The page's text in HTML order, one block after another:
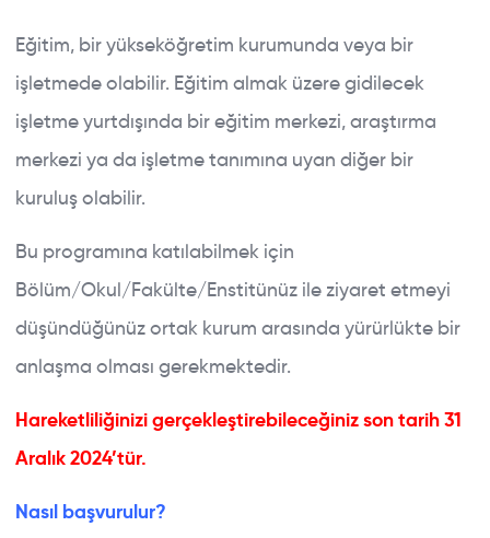
Eğitim, bir yükseköğretim kurumunda veya bir
işletmede olabilir. Eğitim almak üzere gidilecek
işletme yurtdışında bir eğitim merkezi, araştırma
merkezi ya da işletme tanımına uyan diğer bir
kuruluş olabilir.
Bu programına katılabilmek için
Bölüm/Okul/Fakülte/Enstitünüz ile ziyaret etmeyi
düşündüğünüz ortak kurum arasında yürürlükte bir
anlaşma olması gerekmektedir.
Hareketliliğinizi gerçekleştirebileceğiniz son tarih 31
Aralık 2024’tür.
Nasıl başvurulur?